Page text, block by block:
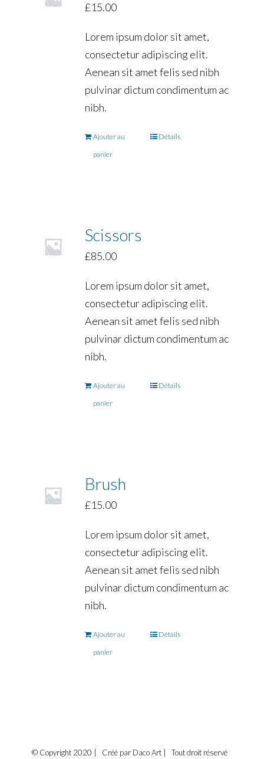
£15.00
Lorem ipsum dolor sit amet,
consectetur adipiscing elit.
Aenean sit amet felis sed nibh
pulvinar dictum condimentum ac
nibh.
Ajouter au
panier
Détails
Scissors
£85.00
Lorem ipsum dolor sit amet,
consectetur adipiscing elit.
Aenean sit amet felis sed nibh
pulvinar dictum condimentum ac
nibh.
Ajouter au
panier
Détails
Brush
£15.00
Lorem ipsum dolor sit amet,
consectetur adipiscing elit.
Aenean sit amet felis sed nibh
pulvinar dictum condimentum ac
nibh.
Ajouter au
panier
Détails
© Copyright 2020 | Créé par Daco Art | Tout droit réservé